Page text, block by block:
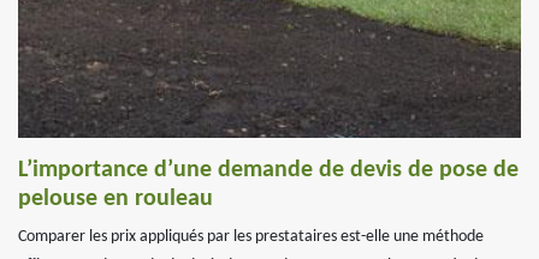
L’importance d’une demande de devis de pose de
pelouse en rouleau
Comparer les prix appliqués par les prestataires est-elle une méthode